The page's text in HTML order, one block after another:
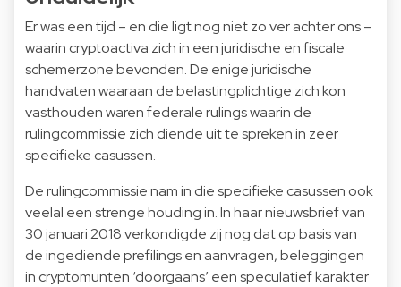
Er was een tijd – en die ligt nog niet zo ver achter ons –
waarin cryptoactiva zich in een juridische en fiscale
schemerzone bevonden. De enige juridische
handvaten waaraan de belastingplichtige zich kon
vasthouden waren federale rulings waarin de
rulingcommissie zich diende uit te spreken in zeer
specifieke casussen.
De rulingcommissie nam in die specifieke casussen ook
veelal een strenge houding in. In haar nieuwsbrief van
30 januari 2018 verkondigde zij nog dat op basis van
de ingediende prefilings en aanvragen, beleggingen
in cryptomunten ‘doorgaans’ een speculatief karakter